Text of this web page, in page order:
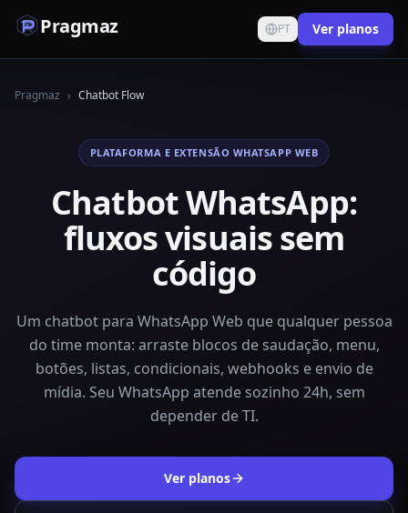
Pragmaz PT Ver planos
Pragmaz › Chatbot Flow
PLATAFORMA E EXTENSÃO WHATSAPP WEB
Chatbot WhatsApp:
fluxos visuais sem
código
Um chatbot para WhatsApp Web que qualquer pessoa
do time monta: arraste blocos de saudação, menu,
botões, listas, condicionais, webhooks e envio de
mídia. Seu WhatsApp atende sozinho 24h, sem
depender de TI.
Ver planos